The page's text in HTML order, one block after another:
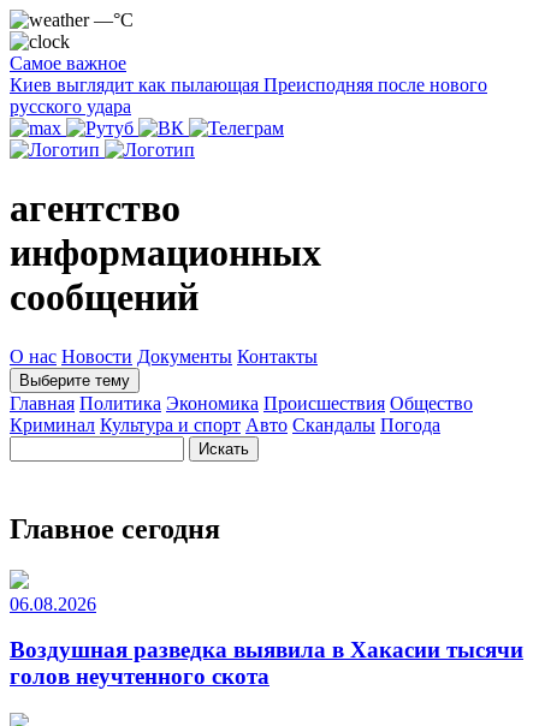
—°C
Самое важное
Киев выглядит как пылающая Преисподняя после нового
русского удара
агентство
информационных
сообщений
О нас Новости Документы Контакты
Выберите тему
Главная Политика Экономика Происшествия Общество
Криминал Культура и спорт Авто Скандалы Погода
Главное сегодня
06.08.2026
Воздушная разведка выявила в Хакасии тысячи
голов неучтенного скота